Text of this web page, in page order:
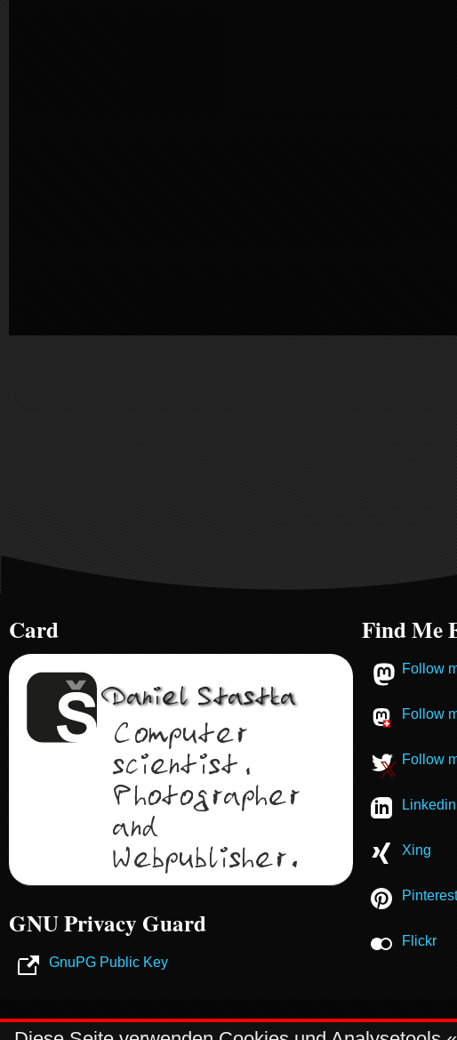
Card
Daniel Stastka
Computer
scientist,
Photographer
and
Webpublisher.
GNU Privacy Guard
GnuPG Public Key
Find Me
Follow
Follow
Follow
Linkedin
Xing
Flickr
© 2000–2026